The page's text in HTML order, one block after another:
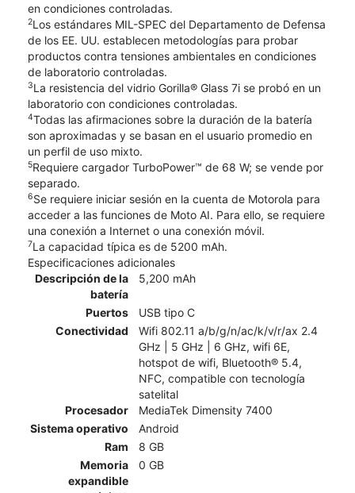
en condiciones controladas.
2Los estándares MIL-SPEC del Departamento de Defensa
de los EE. UU. establecen metodologías para probar
productos contra tensiones ambientales en condiciones
de laboratorio controladas.
3La resistencia del vidrio Gorilla® Glass 7i se probó en un
laboratorio con condiciones controladas.
4Todas las afirmaciones sobre la duración de la batería
son aproximadas y se basan en el usuario promedio en
un perfil de uso mixto.
5Requiere cargador ​​​​​​​TurboPower™ de 68 W; se vende por
separado.
6Se requiere iniciar sesión en la cuenta de Motorola para
acceder a las funciones de Moto AI. Para ello, se requiere
una conexión a Internet o una conexión móvil.
7La capacidad típica es de 5200 mAh.
Especificaciones adicionales
Descripción de la
batería
5,200 mAh
Puertos
USB tipo C
Conectividad
Wifi 802.11 a/b/g/n/ac/k/v/r/ax 2.4
GHz | 5 GHz | 6 GHz, wifi 6E,
hotspot de wifi, Bluetooth® 5.4,
NFC, compatible con tecnología
satelital
Procesador
MediaTek Dimensity 7400
Sistema operativo
Android
Ram
8 GB
Memoria
expandible
0 GB